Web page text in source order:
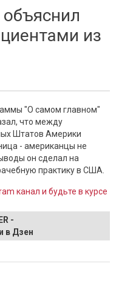
из
"О самом главном"
что между
Штатов Америки
- американцы не
он сделал на
практику в США.
канал и будьте в курсе
-
в Дзен
и США